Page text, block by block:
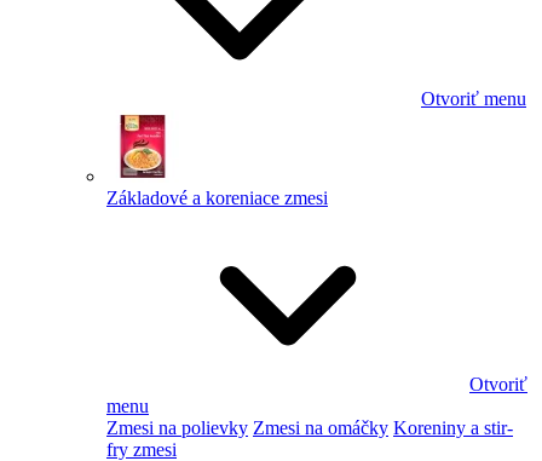
Otvoriť menu
Základové a koreniace zmesi
Otvoriť
menu
Zmesi na polievky Zmesi na omáčky Koreniny a stir-
fry zmesi